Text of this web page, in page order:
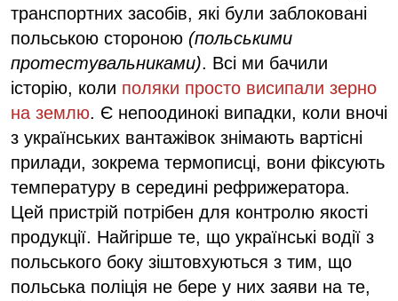
транспортних засобів, які були заблоковані
польською стороною (польськими
протестувальниками). Всі ми бачили
історію, коли поляки просто висипали зерно
на землю. Є непоодинокі випадки, коли вночі
з українських вантажівок знімають вартісні
прилади, зокрема термописці, вони фіксують
температуру в середині рефрижератора.
Цей пристрій потрібен для контролю якості
продукції. Найгірше те, що українські водії з
польського боку зіштовхуються з тим, що
польська поліція не бере у них заяви на те,